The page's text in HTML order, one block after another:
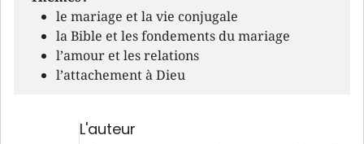
le mariage et la vie conjugale
la Bible et les fondements du mariage
l’amour et les relations
l’attachement à Dieu
L'auteur